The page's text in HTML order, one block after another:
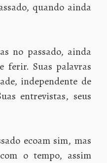
quando ainda
no passado, ainda
ferir. Suas palavras
independente de
entrevistas, seus
ecoam sim, mas
o tempo, assim